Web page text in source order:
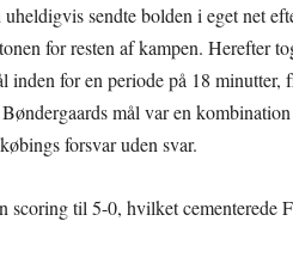
sendte bolden i eget net
for resten af kampen. Herefter
inden for en periode på 18 minutter,
mål var en
forsvar uden svar.
scoring til 5-0, hvilket cementerede